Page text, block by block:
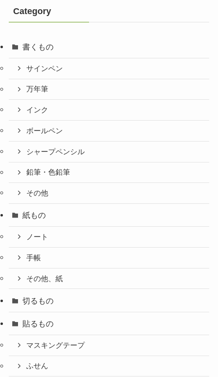
Category
書くもの
サインペン
万年筆
インク
ボールペン
シャープペンシル
鉛筆・色鉛筆
その他
紙もの
ノート
手帳
その他、紙
切るもの
貼るもの
マスキングテープ
ふせん